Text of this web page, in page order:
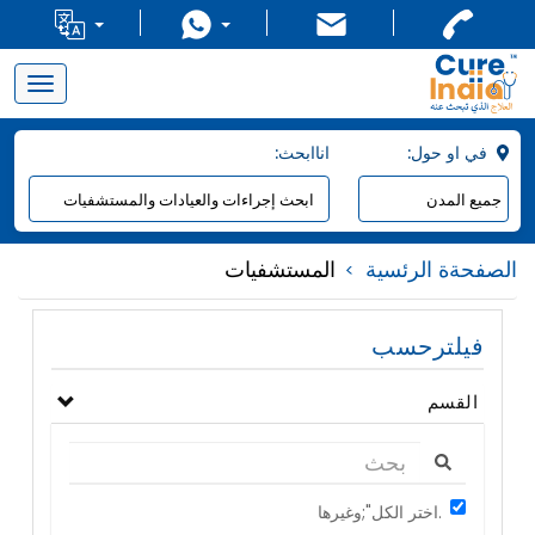
Toggle
navigation
:اناابحث
الصفحةة الرئسية المستشفيات
فيلترحسب
القسم
اختر الكل";وغيرها.